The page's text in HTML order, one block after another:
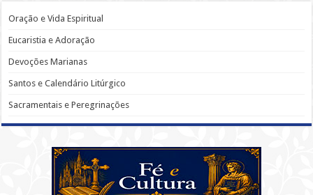
Oração e Vida Espiritual
Eucaristia e Adoração
Devoções Marianas
Santos e Calendário Litúrgico
Sacramentais e Peregrinações